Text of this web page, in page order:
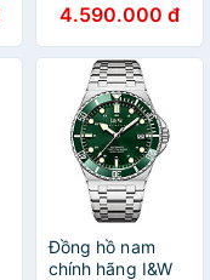
Hàng mới fullbox
,Kính chống
xước,Chống
nước 100m,BH
24 tháng,Máy Cơ
Automatic,dây
cao su chống
nước tốt
4.590.000 đ
Đồng hồ nam
chính hãng I&W